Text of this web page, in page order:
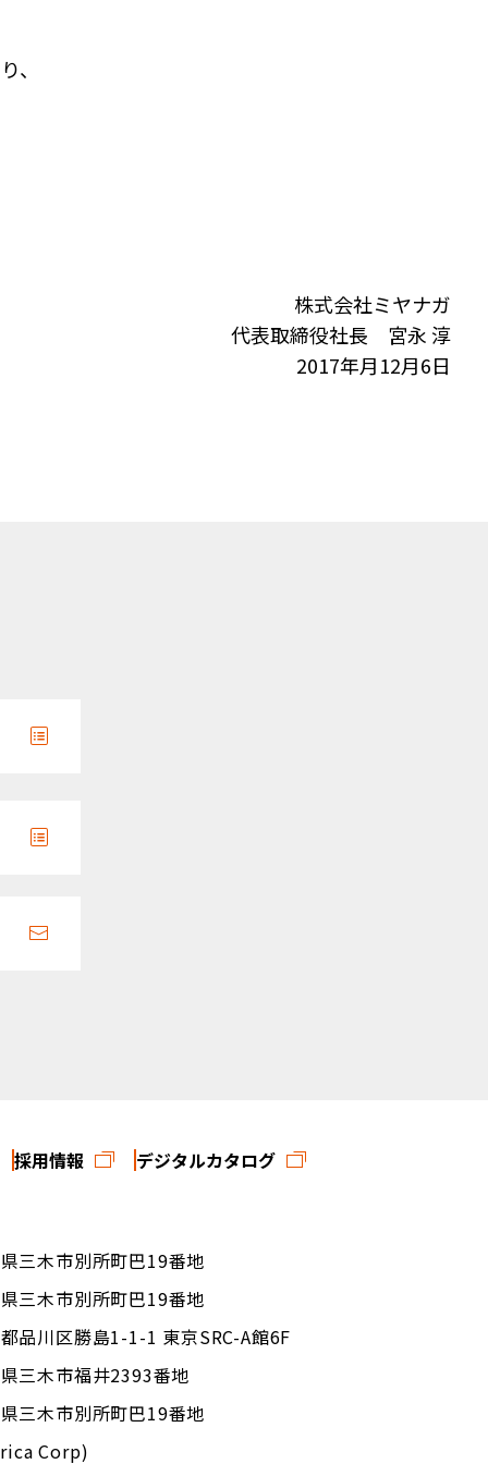
、
株式会社ミヤナガ
代表取締役社長 宮永 淳
2017年月12月6日
採用情報 デジタルカタログ
三木市別所町巴19番地
三木市別所町巴19番地
品川区勝島1-1-1 東京SRC-A館6F
三木市福井2393番地
三木市別所町巴19番地
Corp)